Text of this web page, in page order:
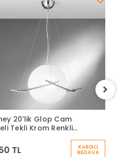
20'lik Glop Cam
Tekli Krom Renkli
TL KARGO
BEDAVA